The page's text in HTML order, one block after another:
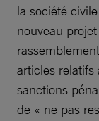
la société
nouveau
articles relatifs
sanctions
de « ne pas